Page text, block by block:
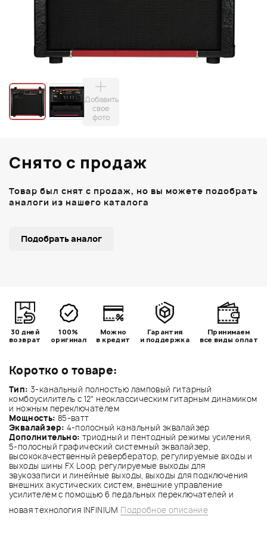
Добавить
свое
фото
Коротко о товаре:
Тип: 3-канальный полностью ламповый гитарный
комбоусилитель с 12" неоклассическим гитарным динамиком
и ножным переключателем
Мощность: 85-ватт
Эквалайзер: 4-полосный канальный эквалайзер
Дополнительно: триодный и пентодный режимы усиления,
5-полосный графический системный эквалайзер,
высококачественный ревербератор, регулируемые входы и
выходы шины FX Loop, регулируемые выходы для
звукозаписи и линейные выходы, выходы для подключения
внешних акустических систем, внешние управление
усилителем с помощью 6 педальных переключателей и
новая технология INFINIUM Подробное описание
Снято с продаж
Товар был снят с продаж, но вы можете подобрать
аналоги из нашего каталога
Подобрать аналог
30 дней
возврат
100%
оригинал
Можно
в кредит
Гарантия
и поддержка
Принимаем
все виды оплат